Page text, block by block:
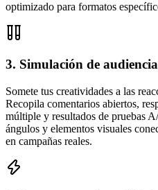
optimizado para formatos
3. Simulación de
Somete tus creatividades a las
Recopila comentarios abiertos,
múltiple y resultados de pruebas
ángulos y elementos visuales
en campañas reales.